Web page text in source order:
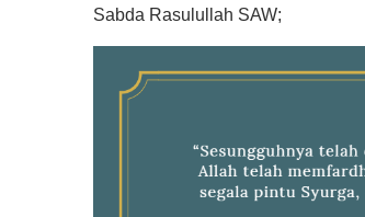
Sabda Rasulullah SAW;